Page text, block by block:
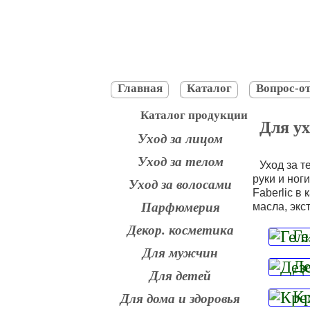
Главная Каталог Вопрос-
Каталог продукции
Уход за лицом
Уход за телом
Уход за волосами
Парфюмерия
Декор. косметика
Для мужчин
Для детей
Для дома и здоровья
Для
Уход за
руки и
Faberlic в
масла,